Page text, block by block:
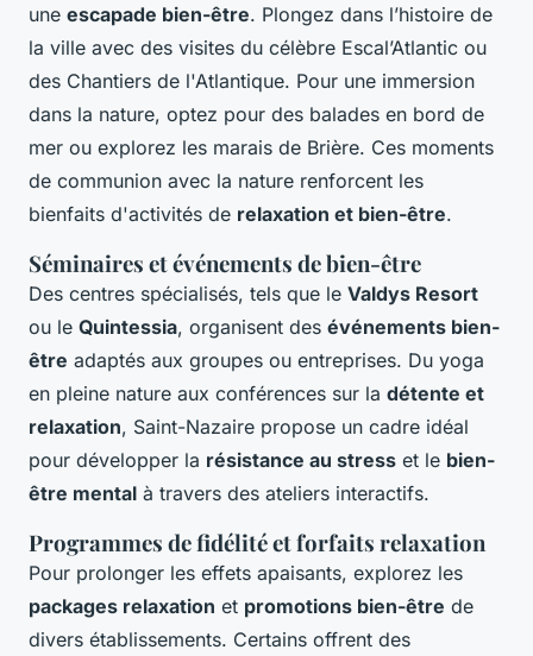
une escapade bien-être. Plongez dans l’histoire de
la ville avec des visites du célèbre Escal’Atlantic ou
des Chantiers de l'Atlantique. Pour une immersion
dans la nature, optez pour des balades en bord de
mer ou explorez les marais de Brière. Ces moments
de communion avec la nature renforcent les
bienfaits d'activités de relaxation et bien-être.
Séminaires et événements de bien-être
Des centres spécialisés, tels que le Valdys Resort
ou le Quintessia, organisent des événements bien-
être adaptés aux groupes ou entreprises. Du yoga
en pleine nature aux conférences sur la détente et
relaxation, Saint-Nazaire propose un cadre idéal
pour développer la résistance au stress et le bien-
être mental à travers des ateliers interactifs.
Programmes de fidélité et forfaits relaxation
Pour prolonger les effets apaisants, explorez les
packages relaxation et promotions bien-être de
divers établissements. Certains offrent des